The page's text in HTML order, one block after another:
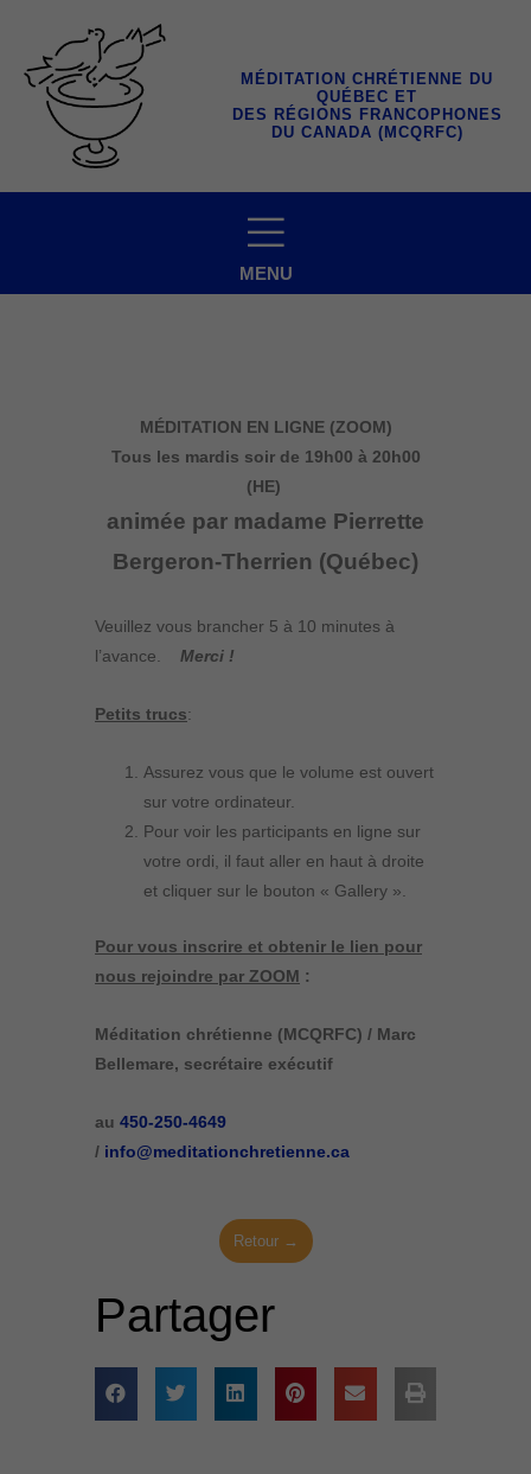
contenu
MÉDITATION CHRÉTIENNE DU
QUÉBEC ET
DES RÉGIONS FRANCOPHONES
DU CANADA (MCQRFC)
MENU
MÉDITATION EN LIGNE (ZOOM)
Tous les mardis soirde 19h00 à 20h00
(HE)
animée par madame Pierrette
Bergeron-Therrien (Québec)
Veuillez vous brancher 5 à 10 minutes à
l’avance.
Merci !
Petits trucs:
Assurez vous que le volume est ouvert
sur votre ordinateur.
Pour voir les participants en ligne sur
votre ordi, il faut aller en haut à droite
et cliquer sur le bouton « Gallery ».
Pour vous inscrire et obtenir le lien pour
nous rejoindre par ZOOM :
Méditation chrétienne (MCQRFC) / Marc
Bellemare, secrétaire exécutif
au 450-250-4649
/ info@meditationchretienne.ca
Retour →
Partager